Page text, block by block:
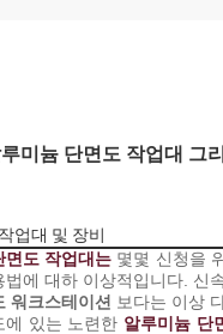
미늄 단면도 작업대 그
업대 및 장비
면도 작업대는 몇몇 신청을
법에 대하 이상적입니다. 신
워크스테이션 보다는 이상
에 있는 노련한 알루미늄 단